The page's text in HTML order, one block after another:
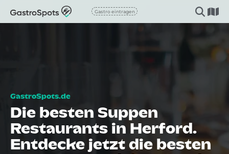
Gastro eintragen
Die besten Suppen
Restaurants in Herford.
Entdecke jetzt die besten